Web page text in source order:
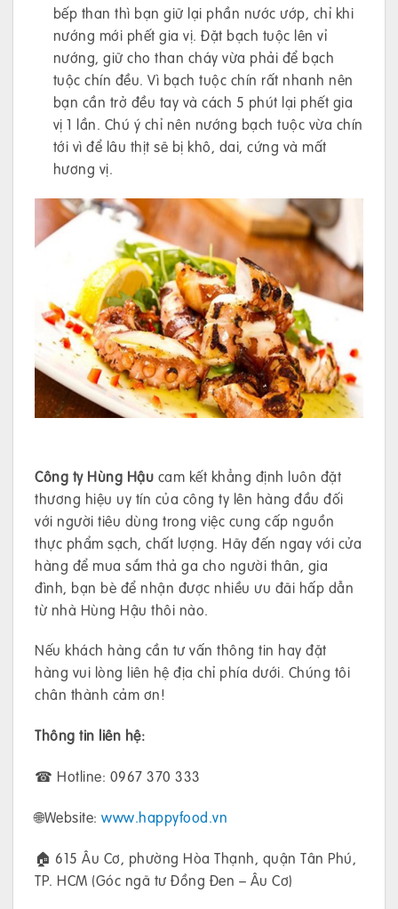
bếp than thì bạn giữ lại phần nước ướp, chỉ khi
nướng mới phết gia vị. Đặt bạch tuộc lên vỉ
nướng, giữ cho than cháy vừa phải để bạch
tuộc chín đều. Vì bạch tuộc chín rất nhanh nên
bạn cần trở đều tay và cách 5 phút lại phết gia
vị 1 lần. Chú ý chỉ nên nướng bạch tuộc vừa chín
tới vì để lâu thịt sẽ bị khô, dai, cứng và mất
hương vị.
Công ty Hùng Hậu cam kết khẳng định luôn đặt
thương hiệu uy tín của công ty lên hàng đầu đối
với người tiêu dùng trong việc cung cấp nguồn
thực phẩm sạch, chất lượng. Hãy đến ngay với cửa
hàng để mua sắm thả ga cho người thân, gia
đình, bạn bè để nhận được nhiều ưu đãi hấp dẫn
từ nhà Hùng Hậu thôi nào.
Nếu khách hàng cần tư vấn thông tin hay đặt
hàng vui lòng liên hệ địa chỉ phía dưới. Chúng tôi
chân thành cảm ơn!
Thông tin liên hệ:
☎ Hotline: 0967 370 333
🌐Website: www.happyfood.vn
🏠 615 Âu Cơ, phường Hòa Thạnh, quận Tân Phú,
TP. HCM (Góc ngã tư Đồng Đen – Âu Cơ)